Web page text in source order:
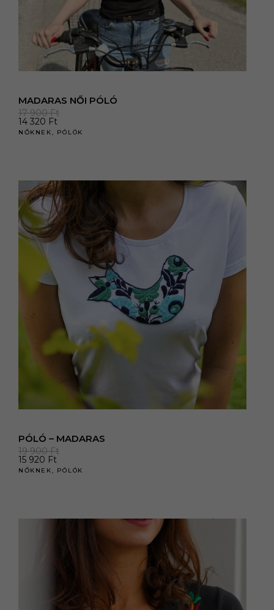
MADARAS NŐI PÓLÓ
17 900Ft
14 320 Ft
NŐKNEK, PÓLÓK
PÓLÓ – MADARAS
19 900Ft
15 920 Ft
NŐKNEK, PÓLÓK